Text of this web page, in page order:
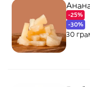
-25%
-30%
30